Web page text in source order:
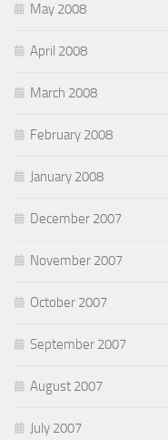
May 2008
April 2008
March 2008
February 2008
January 2008
December 2007
November 2007
October 2007
September 2007
August 2007
July 2007